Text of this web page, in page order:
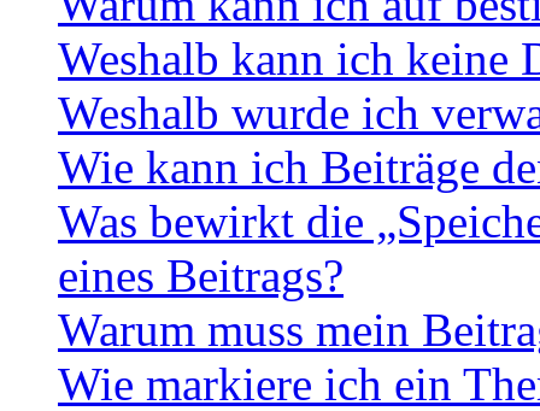
Weshalb kann ich keine
Weshalb wurde ich
Wie kann ich Beiträge
Was bewirkt die
eines Beitrags?
Warum muss mein
Wie markiere ich ein